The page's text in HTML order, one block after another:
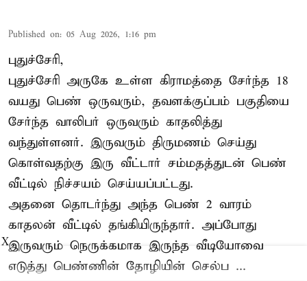
Published on: 05 Aug 2026, 1:16 pm
புதுச்சேரி,
புதுச்சேரி அருகே உள்ள கிராமத்தை சேர்ந்த 18
வயது பெண் ஒருவரும், தவளக்குப்பம் பகுதியை
சேர்ந்த வாலிபர் ஒருவரும் காதலித்து
வந்துள்ளனர். இருவரும் திருமணம் செய்து
கொள்வதற்கு இரு வீட்டார் சம்மதத்துடன் பெண்
வீட்டில் நிச்சயம் செய்யப்பட்டது.
அதனை தொடர்ந்து அந்த பெண் 2 வாரம்
காதலன் வீட்டில் தங்கியிருந்தார். அப்போது
இருவரும் நெருக்கமாக இருந்த வீடியோவை
எடுத்து பெண்ணின் தோழியின் செல்ப ...
X